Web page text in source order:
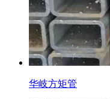
华岐方矩管